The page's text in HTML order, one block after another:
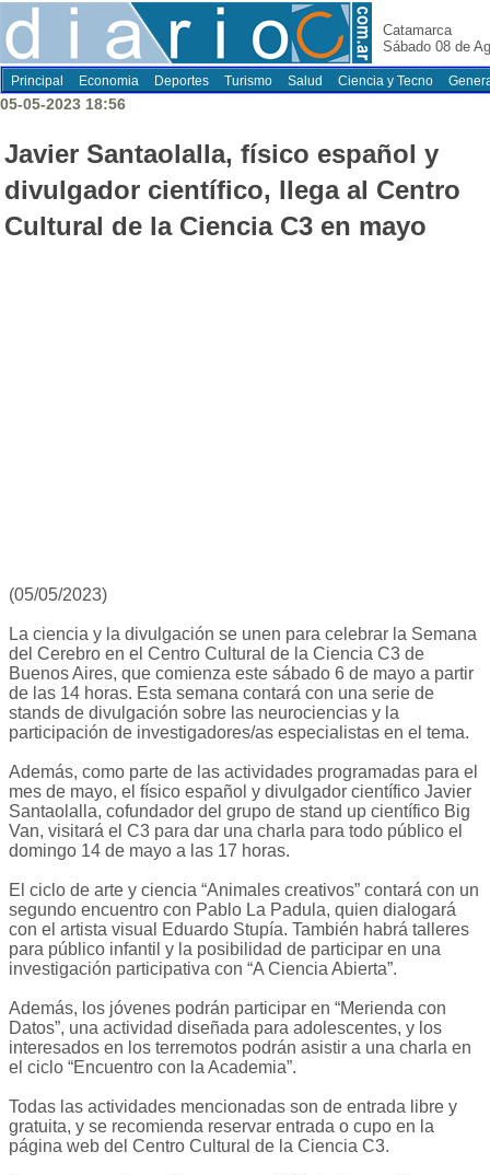
Catamarca
Sábado 08 de
Principal Economia Deportes Turismo Salud Ciencia y Tecno
05-05-2023 18:56
Javier Santaolalla, físico español y
divulgador científico, llega al Centro
Cultural de la Ciencia C3 en mayo
(05/05/2023)
La ciencia y la divulgación se unen para celebrar la Semana
del Cerebro en el Centro Cultural de la Ciencia C3 de
Buenos Aires, que comienza este sábado 6 de mayo a partir
de las 14 horas. Esta semana contará con una serie de
stands de divulgación sobre las neurociencias y la
participación de investigadores/as especialistas en el tema.
Además, como parte de las actividades programadas para el
mes de mayo, el físico español y divulgador científico Javier
Santaolalla, cofundador del grupo de stand up científico Big
Van, visitará el C3 para dar una charla para todo público el
domingo 14 de mayo a las 17 horas.
El ciclo de arte y ciencia “Animales creativos” contará con un
segundo encuentro con Pablo La Padula, quien dialogará
con el artista visual Eduardo Stupía. También habrá talleres
para público infantil y la posibilidad de participar en una
investigación participativa con “A Ciencia Abierta”.
Además, los jóvenes podrán participar en “Merienda con
Datos”, una actividad diseñada para adolescentes, y los
interesados en los terremotos podrán asistir a una charla en
el ciclo “Encuentro con la Academia”.
Todas las actividades mencionadas son de entrada libre y
gratuita, y se recomienda reservar entrada o cupo en la
página web del Centro Cultural de la Ciencia C3.